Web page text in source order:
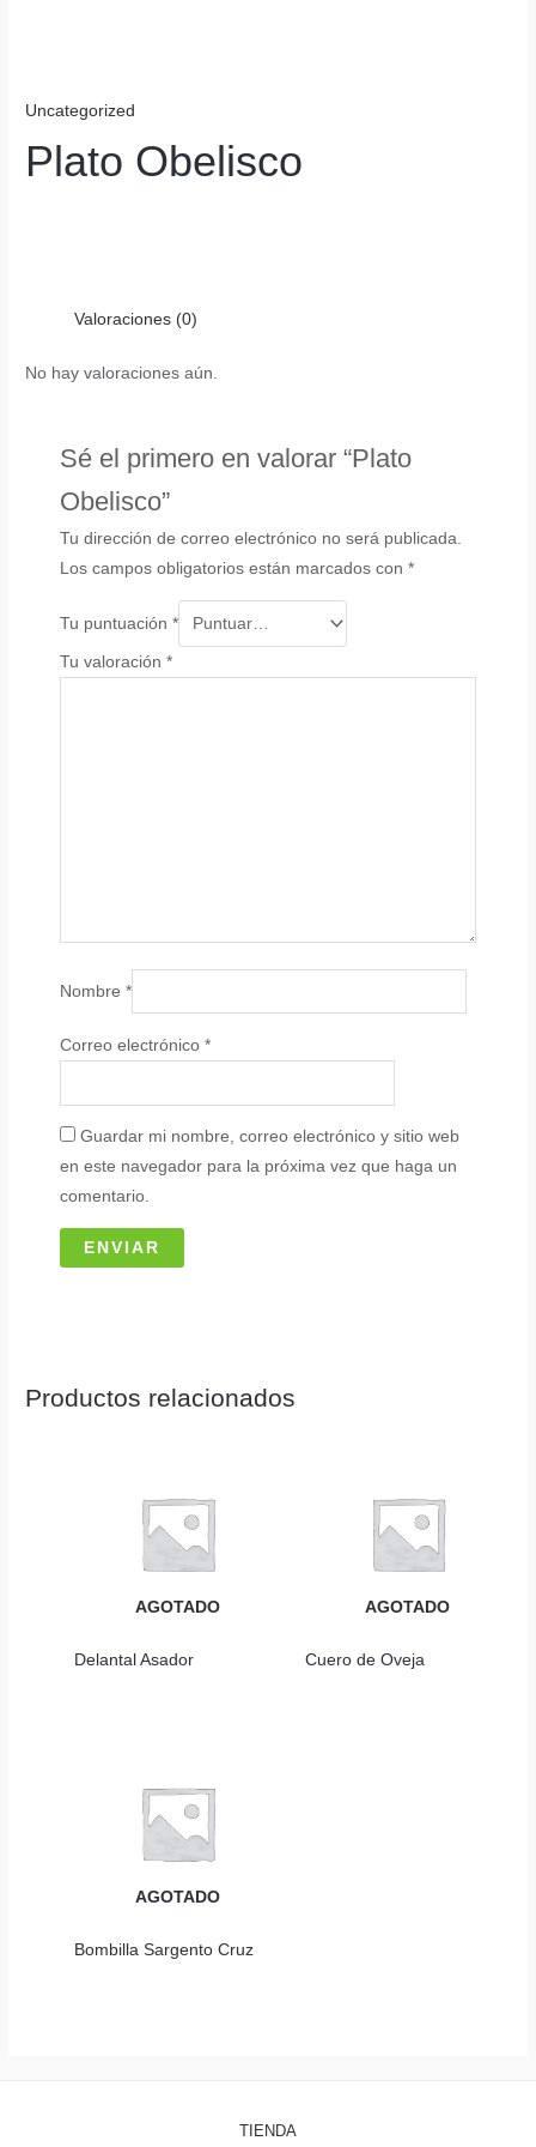
Uncategorized
Plato Obelisco
Valoraciones (0)
No hay valoraciones aún.
Sé el primero en valorar “Plato
Obelisco”
Tu dirección de correo electrónico no será publicada.
Los campos obligatorios están marcados con*
Tu puntuación*
Tu valoración*
Nombre*
Correo electrónico*
Guardar mi nombre, correo electrónico y sitio web
en este navegador para la próxima vez que haga un
comentario.
Productos relacionados
AGOTADO
Delantal Asador
AGOTADO
Cuero de Oveja
AGOTADO
Bombilla Sargento Cruz
TIENDA